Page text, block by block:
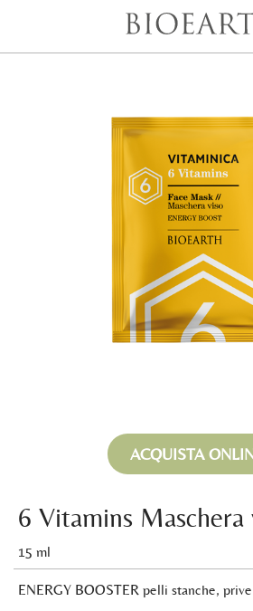
ACQUISTA
6 Vitamins Maschera
15 ml
ENERGY BOOSTER pelli stanche,